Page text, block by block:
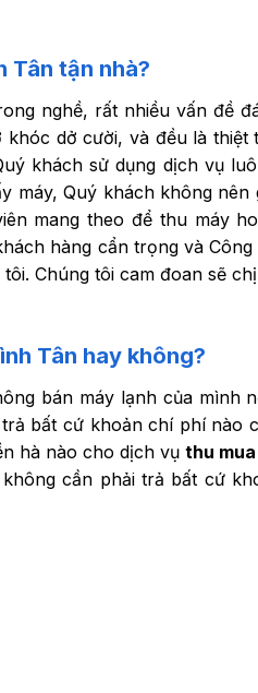
Tân tận nhà?
nghề, rất nhiều vấn đề
dở cười, và đều là thiệt
khách sử dụng dịch vụ
máy, Quý khách không nên
mang theo để thu máy
hàng cẩn trọng và
Chúng tôi cam đoan sẽ
Tân hay không?
bán máy lạnh của mình
bất cứ khoản chí phí nào
hà nào cho dịch vụ thu
cần phải trả bất cứ